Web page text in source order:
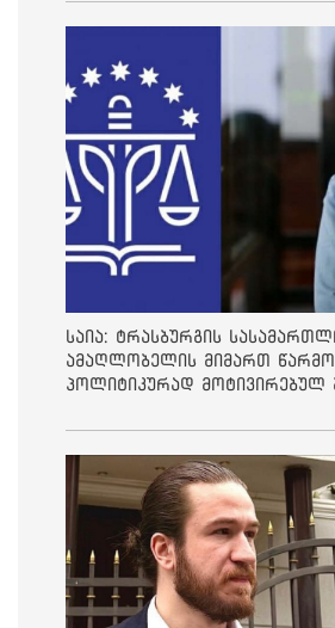
საია: ტრასბურგის
ამაღლობელის მიმართ
პოლიტიკურად მოტივირებულ